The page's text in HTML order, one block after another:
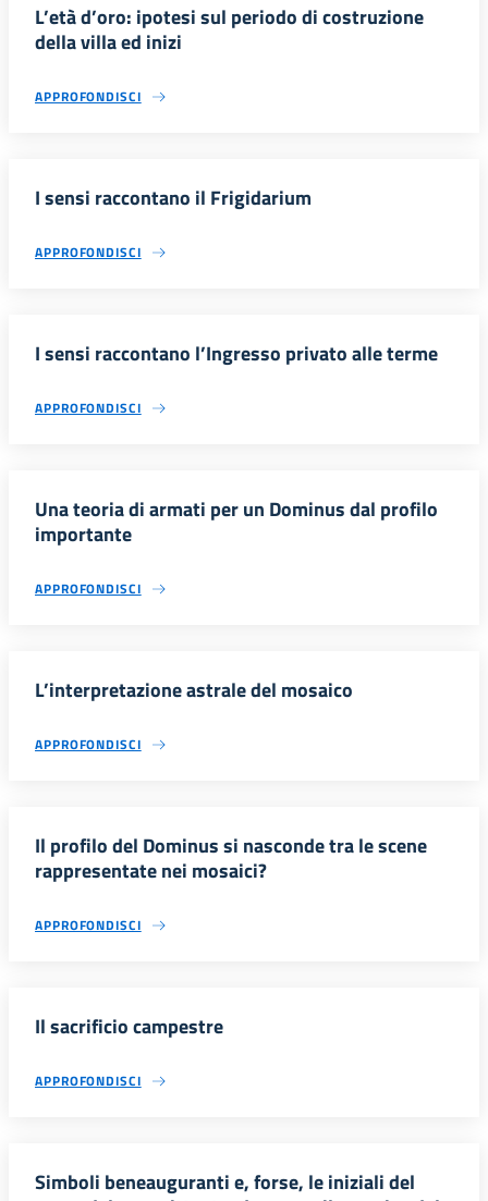
L’età d’oro: ipotesi sul periodo di costruzione
della villa ed inizi
APPROFONDISCI
I sensi raccontano il Frigidarium
APPROFONDISCI
I sensi raccontano l’Ingresso privato alle terme
APPROFONDISCI
Una teoria di armati per un Dominus dal profilo
importante
APPROFONDISCI
L’interpretazione astrale del mosaico
APPROFONDISCI
Il profilo del Dominus si nasconde tra le scene
rappresentate nei mosaici?
APPROFONDISCI
Il sacrificio campestre
APPROFONDISCI
Simboli beneauguranti e, forse, le iniziali del